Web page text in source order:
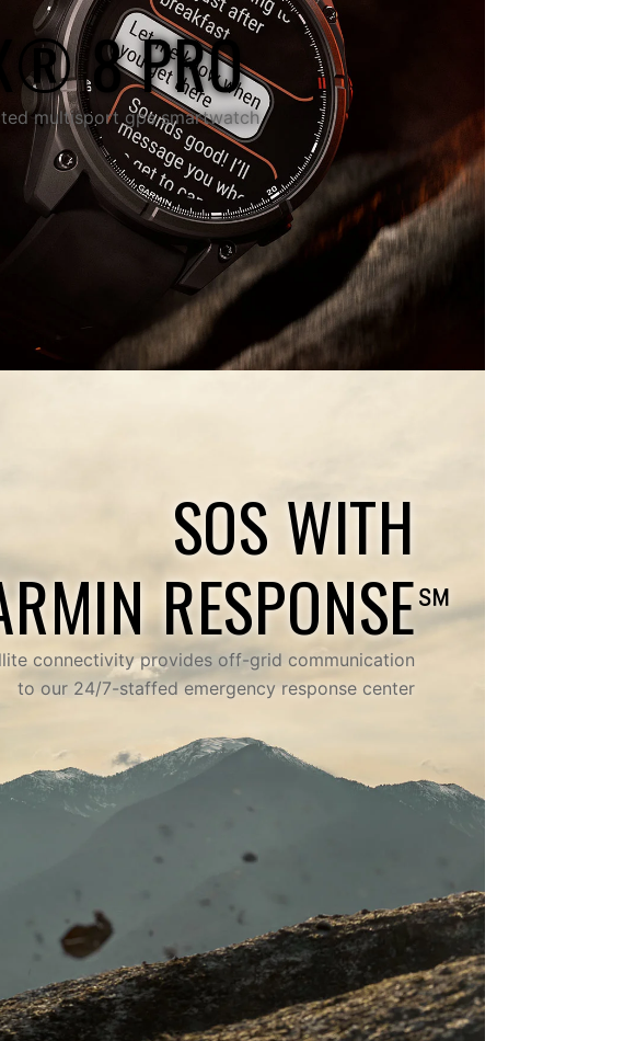
8 PRO
multisport gps smartwatch
SOS WITH
RESPONSE℠
connectivity provides off-grid communication
to our 24/7-staffed emergency response center